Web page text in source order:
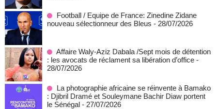
Football / Equipe de France: Zinedine Zidane
nouveau sélectionneur des Bleus - 28/07/2026
Affaire Waly-Aziz Dabala /Sept mois de détention
: les avocats de réclament sa libération d’office -
28/07/2026
La photographie africaine se réinvente à Bamako
: Djibril Dramé et Souleymane Bachir Diaw portent
le Sénégal - 27/07/2026